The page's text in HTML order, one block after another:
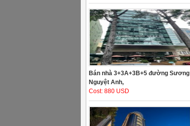
Bán nhà 3+3A+3B+5 đường Sương
Nguyệt Anh,
Cost: 880 USD